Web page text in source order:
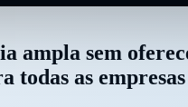
ampla sem
todas as empresas